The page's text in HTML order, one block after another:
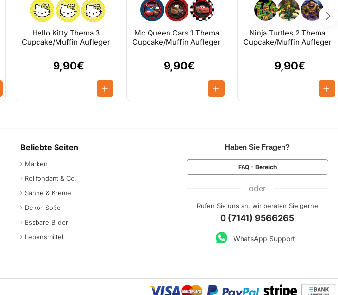
Hello Kitty Thema 3
Cupcake/Muffin Aufleger
9,90€
Mc Queen Cars 1 Thema
Cupcake/Muffin Aufleger
9,90€
Ninja Turtles 2 Thema
Cupcake/Muffin Aufleger
9,90€
Beliebte Seiten
Marken
Rollfondant & Co.
Sahne & Kreme
Dekor-Soße
Essbare Bilder
Lebensmittel
Haben Sie Fragen?
FAQ - Bereich
oder
Rufen Sie uns an, wir beraten Sie gerne
0 (7141) 9566265
WhatsApp Support